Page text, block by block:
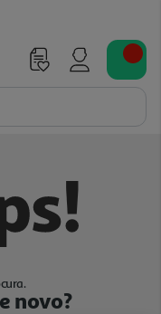
novo?